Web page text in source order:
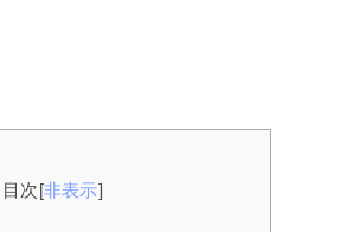
目次[非表示]